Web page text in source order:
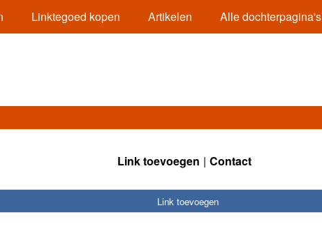
Linktegoed kopen Artikelen Alle dochterpagina's
Link toevoegen Contact
Link toevoegen